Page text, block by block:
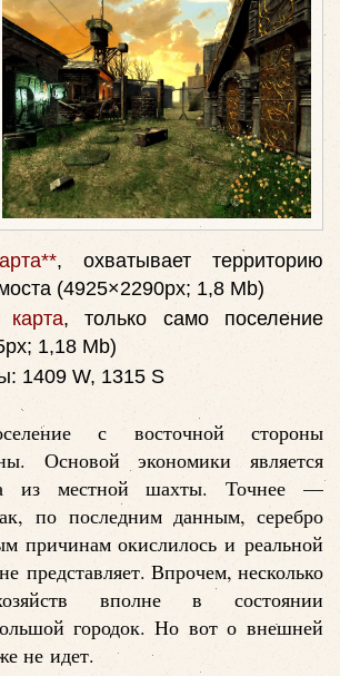
**, охватывает территорию
(4925×2290px; 1,8 Mb)
карта, только само поселение
1,18 Mb)
1409 W, 1315 S
с восточной стороны
Основой экономики является
из местной шахты. Точнее —
по последним данным, серебро
причинам окислилось и реальной
представляет. Впрочем, несколько
вполне в состоянии
городок. Но вот о внешней
не идет.